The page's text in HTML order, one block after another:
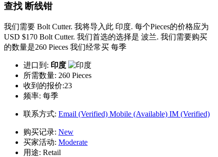
查找 断线钳
我们需要 Bolt Cutter. 我将导入此 印度. 每个Pieces的价格应为
USD $170 Bolt Cutter. 我们首选的选择是 波兰. 我们需要购买
的数量是260 Pieces 我们经常买 每季
进口到: 印度
所需数量: 260 Pieces
收到的报价:23
频率: 每季
联系方式: Email (Verified) Mobile (Available) IM (Verified)
购买记录: New
买家活动: Moderate
用途: Retail